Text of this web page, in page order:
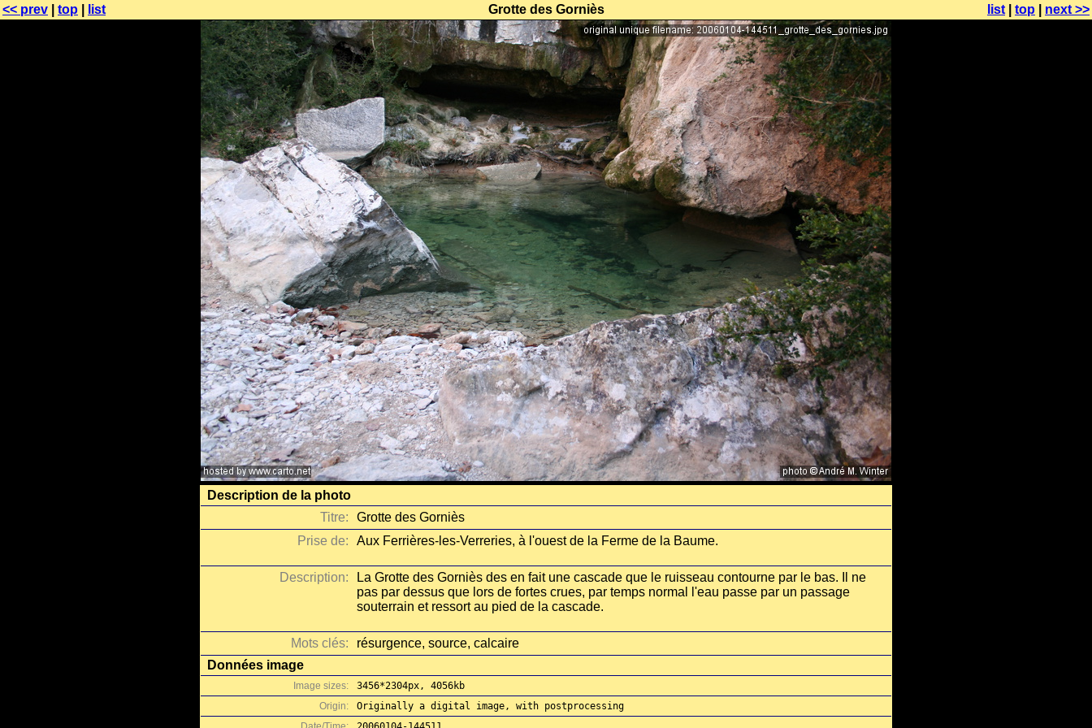
<< prev top list Grotte des Gorniès list top next >>
Description de la photo
Titre:
Grotte des Gorniès
Prise de:
Aux Ferrières-les-Verreries, à l'ouest de la Ferme de la Baume.
Description:
La Grotte des Gorniès des en fait une cascade que le ruisseau contourne par le bas. Il ne
pas par dessus que lors de fortes crues, par temps normal l'eau passe par un passage
souterrain et ressort au pied de la cascade.
Mots clés:
résurgence, source, calcaire
Données image
Image sizes:
3456*2304px, 4056kb
Origin:
Originally a digital image, with postprocessing